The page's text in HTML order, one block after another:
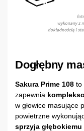
Dogłębny
Sakura Prime 108 to
zapewnia
w głowice masujące
powietrzne
sprzyja